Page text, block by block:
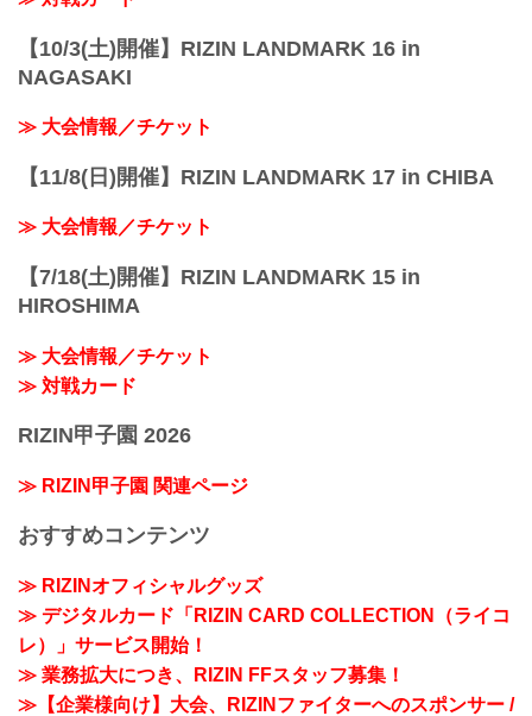
【10/3(土)開催】RIZIN LANDMARK 16 in
NAGASAKI
≫ 大会情報／チケット
【11/8(日)開催】RIZIN LANDMARK 17 in CHIBA
≫ 大会情報／チケット
【7/18(土)開催】RIZIN LANDMARK 15 in
HIROSHIMA
≫ 大会情報／チケット
≫ 対戦カード
RIZIN甲子園 2026
≫ RIZIN甲子園 関連ページ
おすすめコンテンツ
≫ RIZINオフィシャルグッズ
≫ デジタルカード「RIZIN CARD COLLECTION（ライコ
レ）」サービス開始！
≫ 業務拡大につき、RIZIN FFスタッフ募集！
≫【企業様向け】大会、RIZINファイターへのスポンサー /